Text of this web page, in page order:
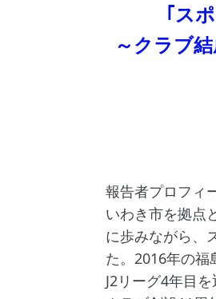
｢ス
～クラブ
報告者プロフィ
いわき市を拠点
に歩みながら、
た。2016年の福
J2リーグ4年目を